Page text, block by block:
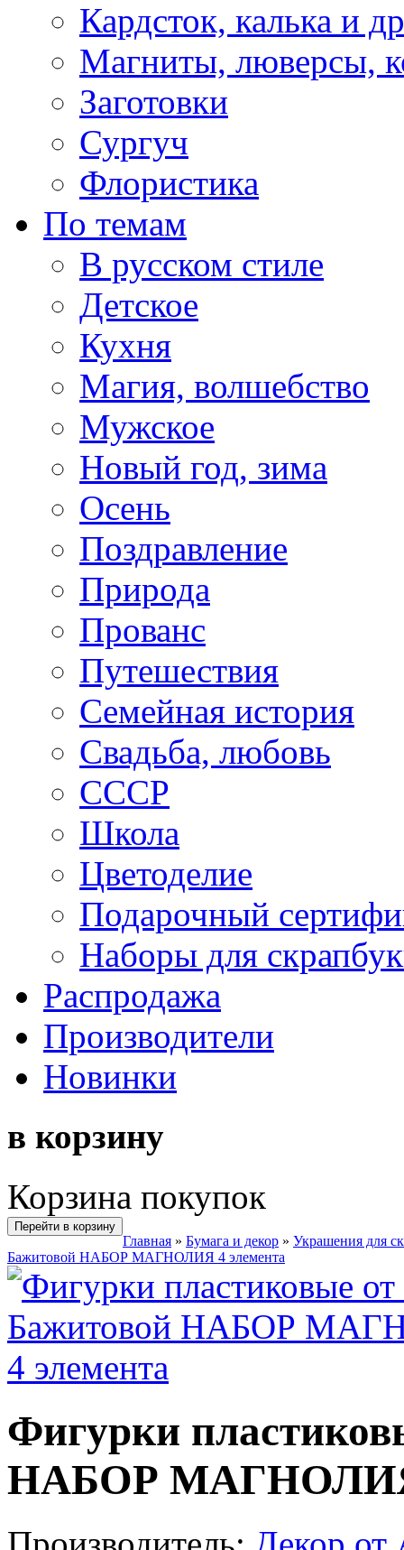
Кардсток, калька и
Магниты, люверсы,
Заготовки
Сургуч
Флористика
По темам
В русском стиле
Детское
Кухня
Магия, волшебство
Мужское
Новый год, зима
Осень
Поздравление
Природа
Прованс
Путешествия
Семейная история
Свадьба, любовь
СССР
Школа
Цветоделие
Подарочный
Наборы для
Распродажа
Производители
Новинки
в корзину
Корзина покупок
Перейти в корзину
Главная » Бумага и декор » Украшения для
Бажитовой НАБОР МАГНОЛИЯ 4 элемента
Фигурки
НАБОР МАГНОЛИЯ